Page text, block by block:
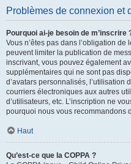
Problèmes de connexion et
Pourquoi ai-je besoin de m’inscrire
Vous n’êtes pas dans l’obligation
peuvent limiter la publication de
inscrivant, vous pouvez également
supplémentaires qui ne sont pas
d’avatars personnalisés, l’utilisation
courriers électroniques aux autres
d’utilisateurs, etc. L’inscription ne
pourquoi nous vous recommandons
Haut
Qu’est-ce que la COPPA ?